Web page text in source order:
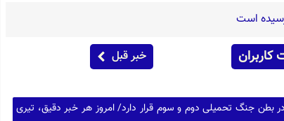
است
کاربران خبر قبل
بطن جنگ تحمیلی دوم و سوم قرار دارد/ امروز هر خبر دقیق، تیری